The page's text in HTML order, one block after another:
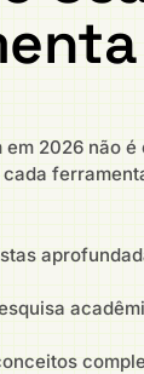
em 2026 não